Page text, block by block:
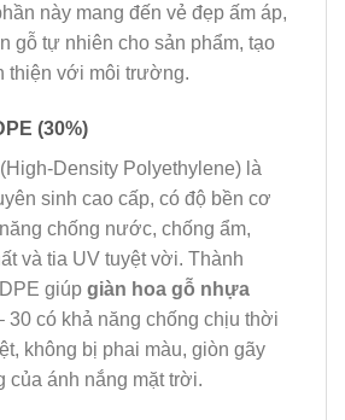
này mang đến vẻ đẹp ấm áp,
gỗ tự nhiên cho sản phẩm, tạo
thiện với môi trường.
(30%)
Density Polyethylene) là
sinh cao cấp, có độ bền cơ
chống nước, chống ẩm,
và tia UV tuyệt vời. Thành
giúp giàn hoa gỗ nhựa
30 có khả năng chống chịu thời
không bị phai màu, giòn gãy
của ánh nắng mặt trời.